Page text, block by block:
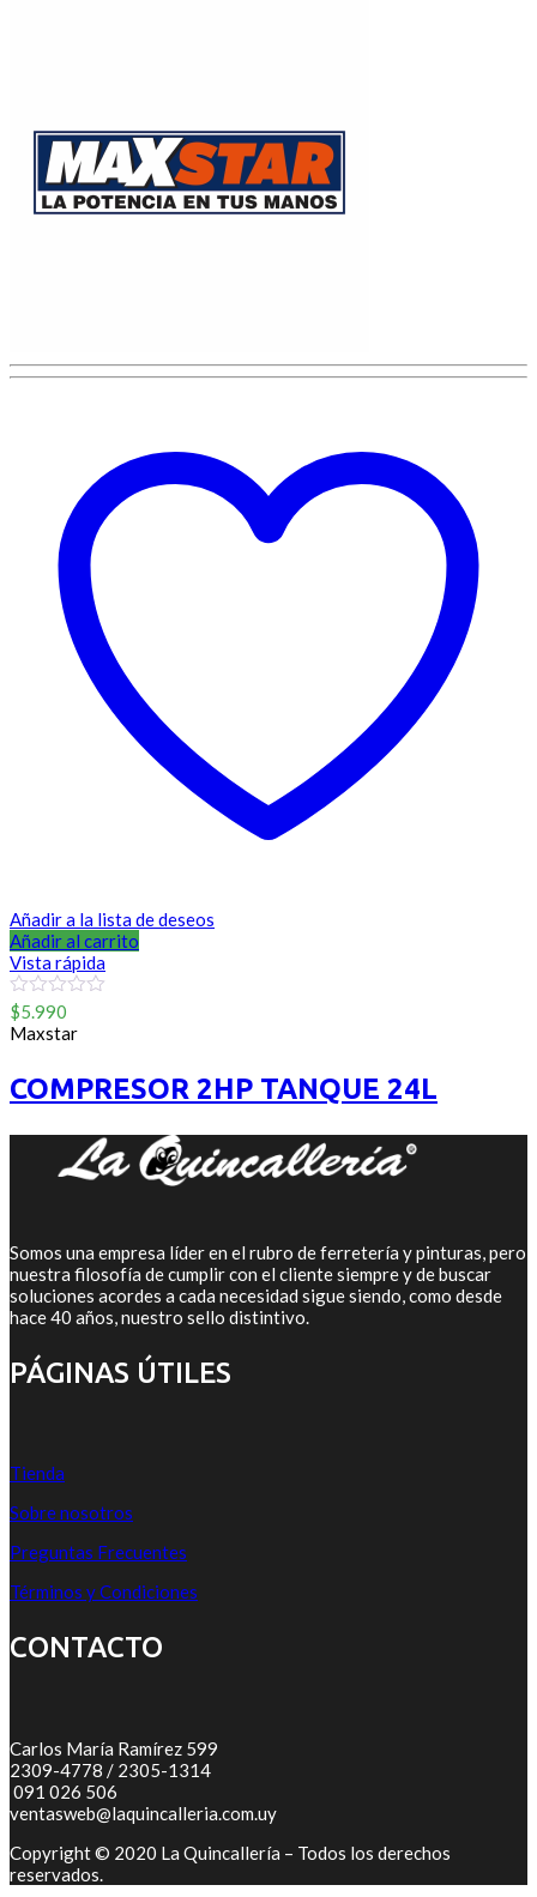
Añadir a la lista de deseos
Añadir al carrito
Vista rápida
0
out
of
$5.990
Maxstar
COMPRESOR 2HP TANQUE 24L
Somos una empresa líder en el rubro de ferretería y pinturas, pero
nuestra filosofía de cumplir con el cliente siempre y de buscar
soluciones acordes a cada necesidad sigue siendo, como desde
hace 40 años, nuestro sello distintivo.
PÁGINAS ÚTILES
Tienda
Sobre nosotros
Preguntas Frecuentes
Términos y Condiciones
CONTACTO
Carlos María Ramírez 599
2309-4778 / 2305-1314
091 026 506
ventasweb@laquincalleria.com.uy
Copyright © 2020 La Quincallería – Todos los derechos
reservados.